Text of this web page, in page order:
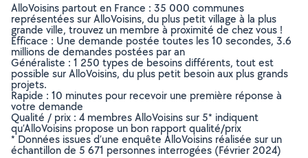
AlloVoisins partout en France : 35 000 communes
représentées sur AlloVoisins, du plus petit village à la plus
grande ville, trouvez un membre à proximité de chez vous !
Efficace : Une demande postée toutes les 10 secondes, 3.6
millions de demandes postées par an
Généraliste : 1 250 types de besoins différents, tout est
possible sur AlloVoisins, du plus petit besoin aux plus grands
projets.
Rapide : 10 minutes pour recevoir une première réponse à
votre demande
Qualité / prix : 4 membres AlloVoisins sur 5* indiquent
qu’AlloVoisins propose un bon rapport qualité/prix
* Données issues d’une enquête AlloVoisins réalisée sur un
échantillon de 5 671 personnes interrogées (Février 2024)